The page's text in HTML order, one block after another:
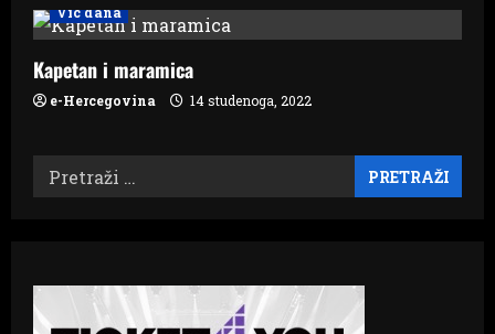
o
n
Vic dana
Kapetan i maramica
e-Hercegovina 14 studenoga, 2022
Pretraži: